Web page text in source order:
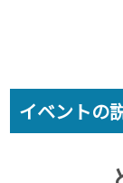
イベントの